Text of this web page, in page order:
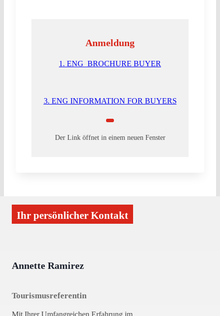
Anmeldung
1. ENG_BROCHURE BUYER
3. ENG INFORMATION FOR BUYERS
Der Link öffnet in einem neuen Fenster
Ihr persönlicher Kontakt
Annette Ramirez
Tourismusreferentin
Mit Ihrer Umfangreichen Erfahrung im